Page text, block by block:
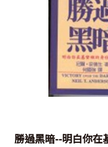
勝過黑暗--明白你在